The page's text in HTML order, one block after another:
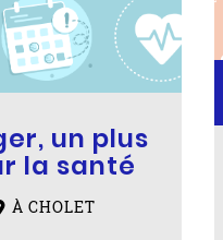
un plus
la santé
À CHOLET